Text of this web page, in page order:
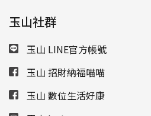
玉山社群
玉山 LINE官方帳號
玉山 招財納福喵喵
玉山 數位生活好康